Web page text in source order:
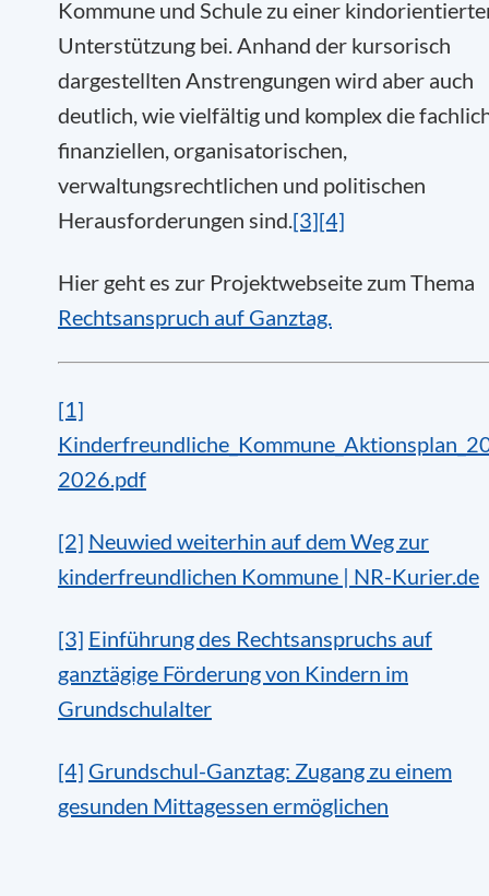
Kommune und Schule zu einer
Unterstützung bei. Anhand der kursorisch
dargestellten Anstrengungen wird aber auch
deutlich, wie vielfältig und komplex die
finanziellen, organisatorischen,
verwaltungsrechtlichen und politischen
Herausforderungen sind.[3][4]
Hier geht es zur Projektwebseite zum Thema
Rechtsanspruch auf Ganztag.
[1]
2026.pdf
[2] Neuwied weiterhin auf dem Weg zur
kinderfreundlichen Kommune | NR-Kurier.de
[3] Einführung des Rechtsanspruchs auf
ganztägige Förderung von Kindern im
Grundschulalter
[4] Grundschul-Ganztag: Zugang zu einem
gesunden Mittagessen ermöglichen